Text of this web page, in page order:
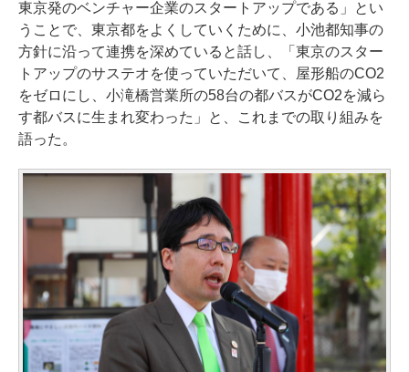
東京発のベンチャー企業のスタートアップである」とい
うことで、東京都をよくしていくために、小池都知事の
方針に沿って連携を深めていると話し、「東京のスター
トアップのサステオを使っていただいて、屋形船のCO2
をゼロにし、小滝橋営業所の58台の都バスがCO2を減ら
す都バスに生まれ変わった」と、これまでの取り組みを
語った。